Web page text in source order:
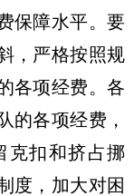
保障水平。要
，严格按照规
各项经费。各
的各项经费，
克扣和挤占挪
度，加大对困